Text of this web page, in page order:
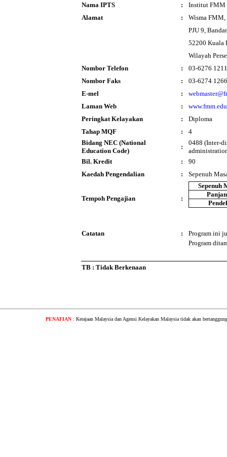
Nama IPTS
:
Institut FMM
Alamat
:
Wisma FMM,
PJU 9,
52200 Kuala
Wilayah
Nombor Telefon
:
03-6276 1211
Nombor Faks
:
03-6274 1266
E-mel
:
Laman Web
:
Peringkat Kelayakan
:
Diploma
Tahap MQF
:
4
Bidang NEC (National
Education Code)
:
0488 (Inter-
Bil. Kredit
:
90
Kaedah Pengendalian
: Sepenuh
Tempoh Pengajian :
Sepenuh
Catatan :
Program ini
Program
TB : Tidak Berkenaan
PENAFIAN : Kerajaan Malaysia dan Agensi Kelayakan Malaysia tidak akan